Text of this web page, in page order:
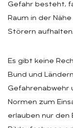
Gefahr besteht,
Raum in der
Störern aufhalten.
Es gibt keine
Bund und
Gefahrenabwehr
Normen zum
erlauben nur den